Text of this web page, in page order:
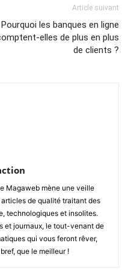
Article suivant
Pourquoi les banques en ligne
elles de plus en plus
de clients ?
Magaweb mène une veille
de qualité traitant des
technologiques et insolites.
et journaux, le tout-venant de
qui vous feront rêver,
que le meilleur !